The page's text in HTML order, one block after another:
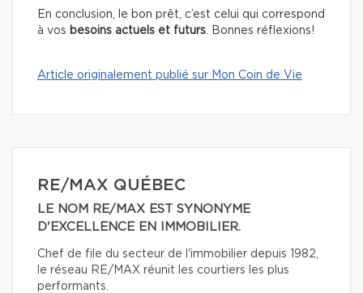
En conclusion, le bon prêt, c’est celui qui correspond
à vos besoins actuels et futurs. Bonnes réflexions!
Article originalement publié sur Mon Coin de Vie
RE/MAX QUÉBEC
LE NOM RE/MAX EST SYNONYME
D'EXCELLENCE EN IMMOBILIER.
Chef de file du secteur de l'immobilier depuis 1982,
le réseau RE/MAX réunit les courtiers les plus
performants.